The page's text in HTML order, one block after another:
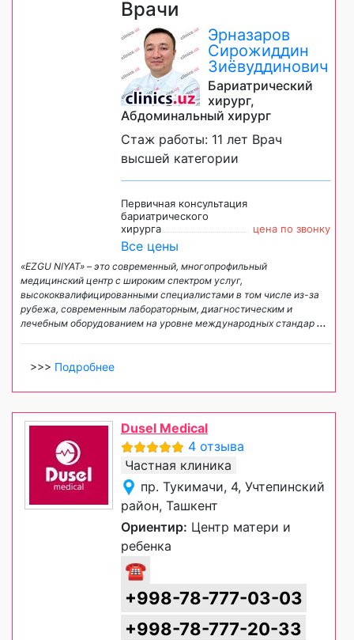
Врачи
Эрназаров
Сирожиддин
Зиёвуддинович
Бариатрический
хирург,
Абдоминальный хирург
Стаж работы: 11 лет Врач
высшей категории
Первичная консультация
бариатрического
хирурга
цена по звонку
Все цены
«EZGU NIYAT» – это современный, многопрофильный
медицинский центр с широким спектром услуг,
высококвалифицированными специалистами в том числе из-за
рубежа, современным лабораторным, диагностическим и
лечебным оборудованием на уровне международных стандар ...
>>> Подробнее
Dusel Medical
4 отзыва
Частная клиника
пр. Тукимачи, 4, Учтепинский
район, Ташкент
Ориентир: Центр матери и
ребенка
☎
+998-78-777-03-03
+998-78-777-20-33